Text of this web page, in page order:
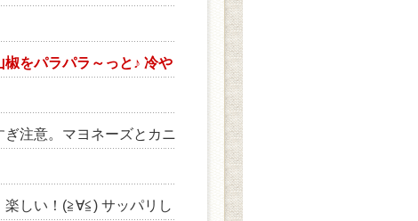
をパラパラ～っと♪ 冷や
注意。マヨネーズとカニ
しい！(≧∀≦) サッパリし